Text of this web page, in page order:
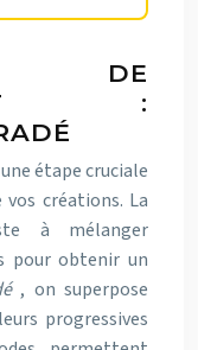
DE
:
étape cruciale
créations. La
à mélanger
pour obtenir un
, on superpose
progressives